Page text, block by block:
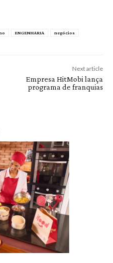
ENGENHARIA negócios
Next article
Empresa HitMobi lança
programa de franquias